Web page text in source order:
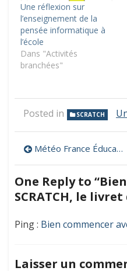
Une réflexion sur
l’enseignement de la
pensée informatique à
l’école
Dans "Activités
branchées"
Posted in SCRATCH
Navigation
de
l’article
Météo France Éducation, des ressources et outils conçus pour l’enseignement
One Reply to
SCRATCH, le
Ping : Bien commencer
Laisser un